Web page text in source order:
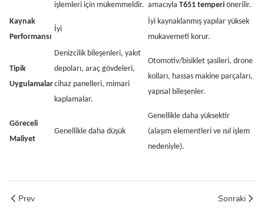
işlemleri için mükemmeldir. amacıyla T651 temperi önerilir.
Kaynak
Performansı
İyi
İyi kaynaklanmış yapılar yüksek
mukavemeti korur.
Tipik
Uygulamalar
Denizcilik bileşenleri, yakıt
depoları, araç gövdeleri,
cihaz panelleri, mimari
kaplamalar.
Otomotiv/bisiklet şasileri, drone
kolları, hassas makine parçaları,
yapısal bileşenler.
Göreceli
Maliyet
Genellikle daha düşük
Genellikle daha yüksektir
(alaşım elementleri ve ısıl işlem
nedeniyle).
Prev Sonraki